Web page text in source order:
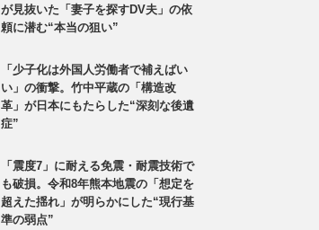
が見抜いた「妻子を探すDV夫」の依
頼に潜む“本当の狙い”
「少子化は外国人労働者で補えばい
い」の衝撃。竹中平蔵の「構造改
革」が日本にもたらした“深刻な後遺
症”
「震度7」に耐える免震・耐震技術で
も破損。令和8年熊本地震の「想定を
超えた揺れ」が明らかにした“現行基
準の弱点”